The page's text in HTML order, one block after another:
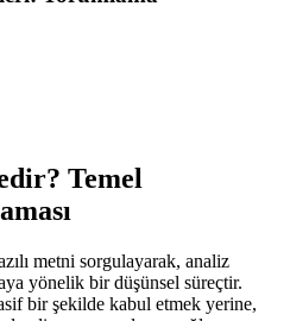
Temel
metni sorgulayarak, analiz
yönelik bir düşünsel süreçtir.
bir şekilde kabul etmek yerine,